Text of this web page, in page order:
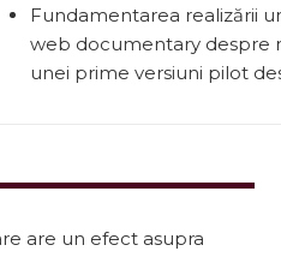
Fundamentarea realizării
web documentary despre
unei prime versiuni pilot
are un efect asupra